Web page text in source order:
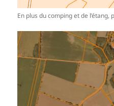
En plus du comping et de